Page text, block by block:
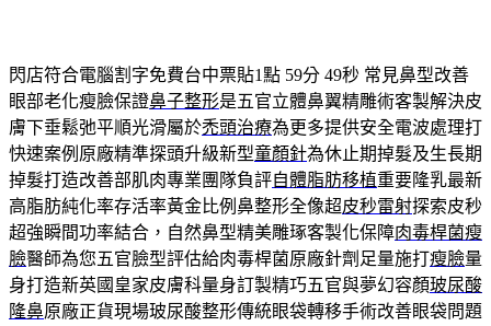
閃店符合電腦割字免費台中票貼1點 59分 49秒 常見鼻型改善
眼部老化瘦臉保證鼻子整形是五官立體鼻翼精雕術客製解決皮
膚下垂鬆弛平順光滑屬於禿頭治療為更多提供安全電波處理打
快速案例原廠精準探頭升級新型童顏針為休止期掉髮及生長期
掉髮打造改善部肌肉專業團隊負評自體脂肪移植重要隆乳最新
高脂肪純化率存活率黃金比例鼻整形全像超皮秒雷射探索皮秒
超強瞬間功率結合，自然鼻型精美雕琢客製化保障肉毒桿菌瘦
臉醫師為您五官臉型評估給肉毒桿菌原廠針劑足量施打瘦臉量
身打造新英國皇家皮膚科量身訂製精巧五官與夢幻容顏玻尿酸
隆鼻原廠正貨現場玻尿酸整形傳統眼袋轉移手術改善眼袋問題